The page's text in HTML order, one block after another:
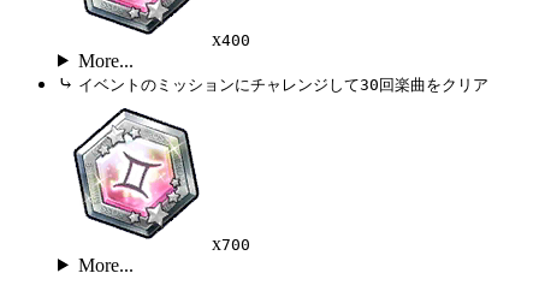
x400
More...
⤷ イベントのミッションにチャレンジして30回楽曲をクリア
x700
More...